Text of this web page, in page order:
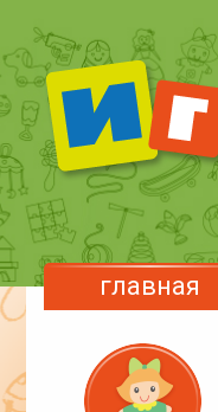
главная